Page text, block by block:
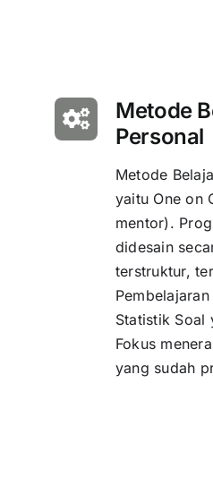
Metode
Personal
Metode
yaitu One on
mentor).
didesain
terstruktur,
Statistik Soal
Fokus
yang sudah